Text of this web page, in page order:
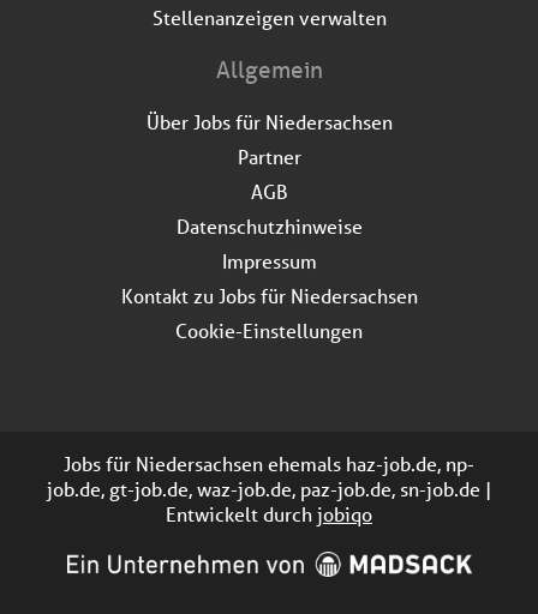
Stellenanzeigen verwalten
Allgemein
Über Jobs für Niedersachsen
Partner
AGB
Datenschutzhinweise
Impressum
Kontakt zu Jobs für Niedersachsen
Cookie-Einstellungen
Jobs für Niedersachsen ehemals haz-job.de, np-
job.de, gt-job.de, waz-job.de, paz-job.de, sn-job.de |
Entwickelt durchjobiqo